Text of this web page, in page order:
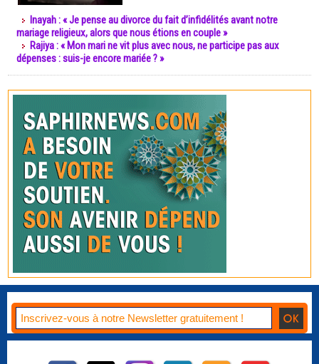
Inayah : « Je pense au divorce du fait d’infidélités avant notre
mariage religieux, alors que nous étions en couple »
Rajiya : « Mon mari ne vit plus avec nous, ne participe pas aux
dépenses : suis-je encore mariée ? »